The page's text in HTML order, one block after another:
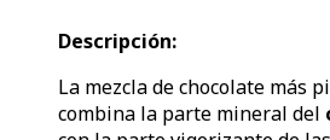
Descripción:
La mezcla de chocolate más
combina la parte mineral del